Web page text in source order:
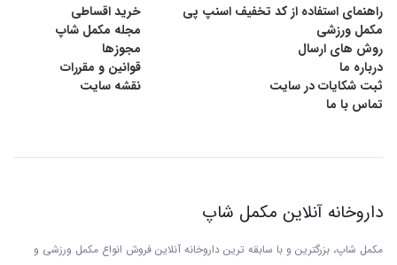
راهنمای استفاده از کد تخفیف اسنپ پی
خرید اقساطی
مکمل ورزشی
مجله مکمل شاپ
روش های ارسال
مجوزها
درباره ما
قوانین و مقررات
ثبت شکایات در سایت
نقشه سایت
تماس با ما
داروخانه آنلاین مکمل شاپ
مکمل شاپ، بزرگترین و با سابقه ترین داروخانه آنلاین فروش انواع مکمل ورزشی و